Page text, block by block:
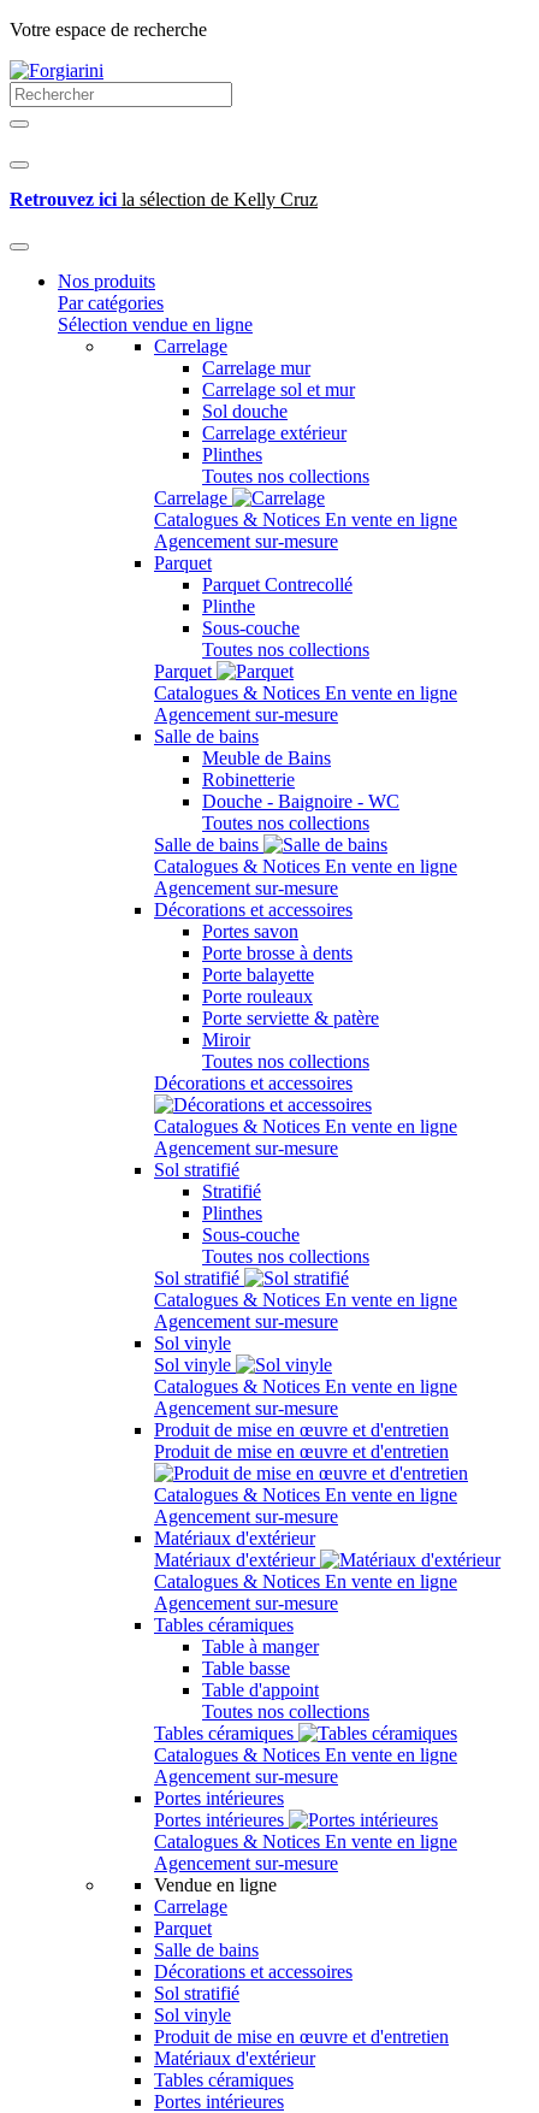
Votre espace de recherche
Retrouvez ici la sélection de Kelly Cruz
Nos produits
Par catégories
Sélection vendue en ligne
Carrelage
Carrelage mur
Carrelage sol et mur
Sol douche
Carrelage extérieur
Plinthes
Toutes nos collections
Carrelage
Catalogues & Notices En vente en ligne
Agencement sur-mesure
Parquet
Parquet Contrecollé
Plinthe
Sous-couche
Toutes nos collections
Parquet
Catalogues & Notices En vente en ligne
Agencement sur-mesure
Salle de bains
Meuble de Bains
Robinetterie
Douche - Baignoire - WC
Toutes nos collections
Salle de bains
Catalogues & Notices En vente en ligne
Agencement sur-mesure
Décorations et accessoires
Portes savon
Porte brosse à dents
Porte balayette
Porte rouleaux
Porte serviette & patère
Miroir
Toutes nos collections
Décorations et accessoires
Catalogues & Notices En vente en ligne
Agencement sur-mesure
Sol stratifié
Stratifié
Plinthes
Sous-couche
Toutes nos collections
Sol stratifié
Catalogues & Notices En vente en ligne
Agencement sur-mesure
Sol vinyle
Sol vinyle
Catalogues & Notices En vente en ligne
Agencement sur-mesure
Produit de mise en œuvre et d'entretien
Produit de mise en œuvre et d'entretien
Catalogues & Notices En vente en ligne
Agencement sur-mesure
Matériaux d'extérieur
Matériaux d'extérieur
Catalogues & Notices En vente en ligne
Agencement sur-mesure
Tables céramiques
Table à manger
Table basse
Table d'appoint
Toutes nos collections
Tables céramiques
Catalogues & Notices En vente en ligne
Agencement sur-mesure
Portes intérieures
Portes intérieures
Catalogues & Notices En vente en ligne
Agencement sur-mesure
Vendue en ligne
Carrelage
Parquet
Salle de bains
Décorations et accessoires
Sol stratifié
Sol vinyle
Produit de mise en œuvre et d'entretien
Matériaux d'extérieur
Tables céramiques
Portes intérieures